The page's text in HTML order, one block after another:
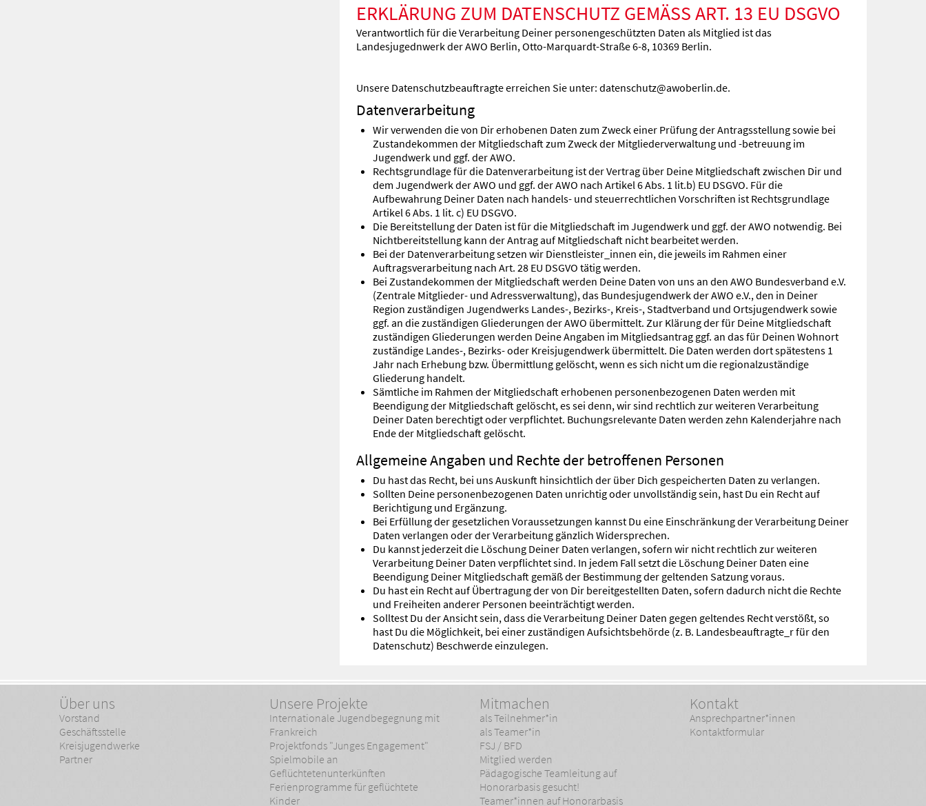
ERKLÄRUNG ZUM DATENSCHUTZ GEMÄSS ART. 13 EU DSGVO
Verantwortlich für die Verarbeitung Deiner personengeschützten Daten als Mitglied ist das
Landesjugednwerk der AWO Berlin, Otto-Marquardt-Straße 6-8, 10369 Berlin.
Unsere Datenschutzbeauftragte erreichen Sie unter: datenschutz@awoberlin.de.
Datenverarbeitung
Wir verwenden die von Dir erhobenen Daten zum Zweck einer Prüfung der Antragsstellung sowie bei
Zustandekommen der Mitgliedschaft zum Zweck der Mitgliederverwaltung und -betreuung im
Jugendwerk und ggf. der AWO.
Rechtsgrundlage für die Datenverarbeitung ist der Vertrag über Deine Mitgliedschaft zwischen Dir und
dem Jugendwerk der AWO und ggf. der AWO nach Artikel 6 Abs. 1 lit.b) EU DSGVO. Für die
Aufbewahrung Deiner Daten nach handels- und steuerrechtlichen Vorschriften ist Rechtsgrundlage
Artikel 6 Abs. 1 lit. c) EU DSGVO.
Die Bereitstellung der Daten ist für die Mitgliedschaft im Jugendwerk und ggf. der AWO notwendig. Bei
Nichtbereitstellung kann der Antrag auf Mitgliedschaft nicht bearbeitet werden.
Bei der Datenverarbeitung setzen wir Dienstleister_innen ein, die jeweils im Rahmen einer
Auftragsverarbeitung nach Art. 28 EU DSGVO tätig werden.
Bei Zustandekommen der Mitgliedschaft werden Deine Daten von uns an den AWO Bundesverband e.V.
(Zentrale Mitglieder- und Adressverwaltung), das Bundesjugendwerk der AWO e.V., den in Deiner
Region zuständigen Jugendwerks Landes-, Bezirks-, Kreis-, Stadtverband und Ortsjugendwerk sowie
ggf. an die zuständigen Gliederungen der AWO übermittelt. Zur Klärung der für Deine Mitgliedschaft
zuständigen Gliederungen werden Deine Angaben im Mitgliedsantrag ggf. an das für Deinen Wohnort
zuständige Landes-, Bezirks- oder Kreisjugendwerk übermittelt. Die Daten werden dort spätestens 1
Jahr nach Erhebung bzw. Übermittlung gelöscht, wenn es sich nicht um die regionalzuständige
Gliederung handelt.
Sämtliche im Rahmen der Mitgliedschaft erhobenen personenbezogenen Daten werden mit
Beendigung der Mitgliedschaft gelöscht, es sei denn, wir sind rechtlich zur weiteren Verarbeitung
Deiner Daten berechtigt oder verpflichtet. Buchungsrelevante Daten werden zehn Kalenderjahre nach
Ende der Mitgliedschaft gelöscht.
Allgemeine Angaben und Rechte der betroffenen Personen
Du hast das Recht, bei uns Auskunft hinsichtlich der über Dich gespeicherten Daten zu verlangen.
Sollten Deine personenbezogenen Daten unrichtig oder unvollständig sein, hast Du ein Recht auf
Berichtigung und Ergänzung.
Bei Erfüllung der gesetzlichen Voraussetzungen kannst Du eine Einschränkung der Verarbeitung Deiner
Daten verlangen oder der Verarbeitung gänzlich Widersprechen.
Du kannst jederzeit die Löschung Deiner Daten verlangen, sofern wir nicht rechtlich zur weiteren
Verarbeitung Deiner Daten verpflichtet sind. In jedem Fall setzt die Löschung Deiner Daten eine
Beendigung Deiner Mitgliedschaft gemäß der Bestimmung der geltenden Satzung voraus.
Du hast ein Recht auf Übertragung der von Dir bereitgestellten Daten, sofern dadurch nicht die Rechte
und Freiheiten anderer Personen beeinträchtigt werden.
Solltest Du der Ansicht sein, dass die Verarbeitung Deiner Daten gegen geltendes Recht verstößt, so
hast Du die Möglichkeit, bei einer zuständigen Aufsichtsbehörde (z. B. Landesbeauftragte_r für den
Datenschutz) Beschwerde einzulegen.
Über uns
Vorstand
Geschäftsstelle
Kreisjugendwerke
Partner
Unsere Projekte
Internationale Jugendbegegnung mit
Frankreich
Projektfonds "Junges Engagement"
Spielmobile an
Geflüchtetenunterkünften
Ferienprogramme für geflüchtete
Kinder
Mitmachen
als Teilnehmer*in
als Teamer*in
FSJ / BFD
Mitglied werden
Pädagogische Teamleitung auf
Honorarbasis gesucht!
Teamer*innen auf Honorarbasis
Kontakt
Ansprechpartner*innen
Kontaktformular